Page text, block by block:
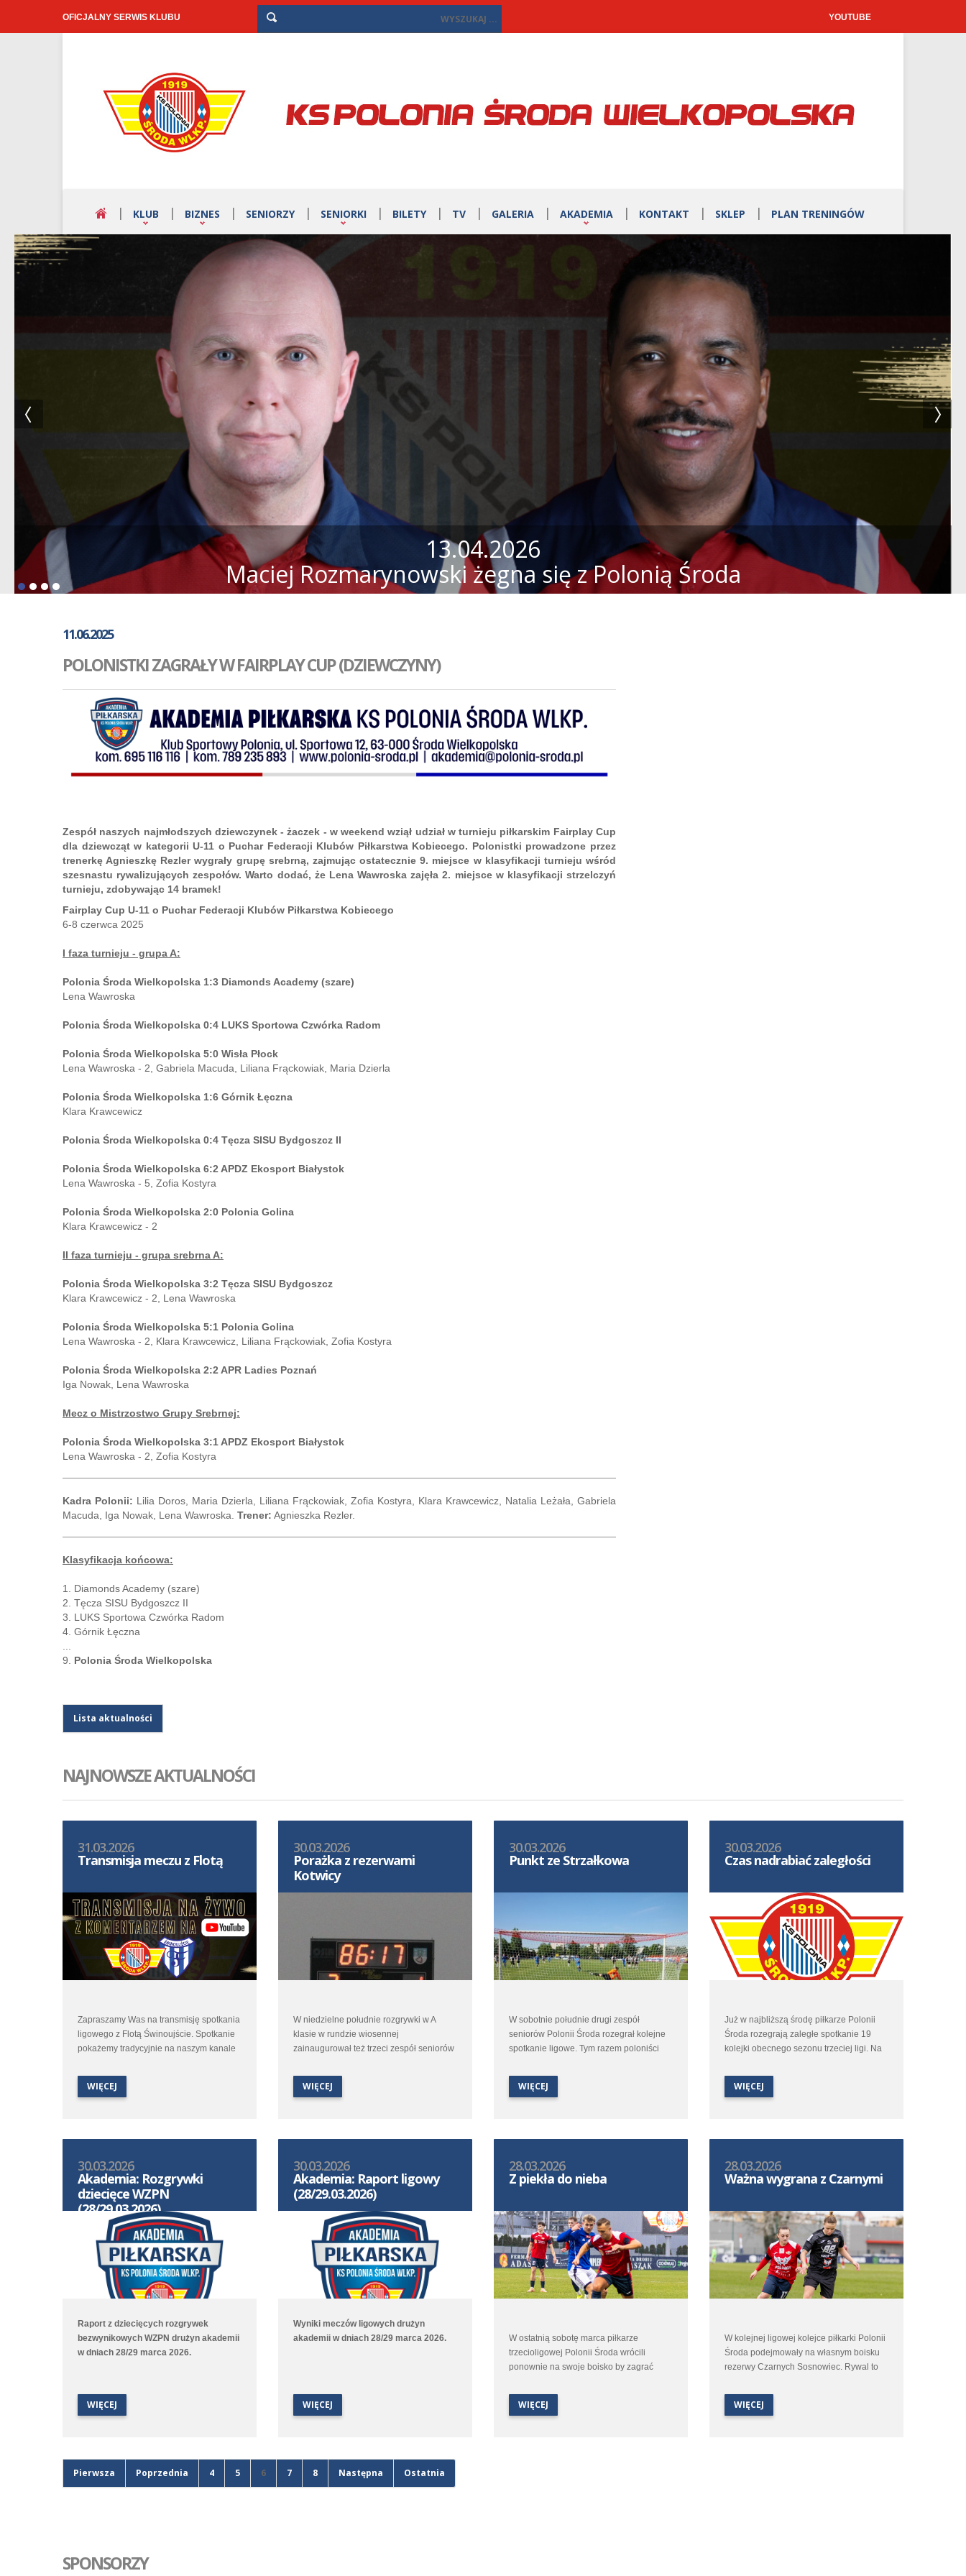
OFICJALNY SERWIS KLUBU YOUTUBE
KLUB BIZNES SENIORZY SENIORKI BILETY TV GALERIA AKADEMIA KONTAKT SKLEP PLAN TRENINGÓW
13.04.2026
Maciej Rozmarynowski żegna się z Polonią Środa
11.06.2025
POLONISTKI ZAGRAŁY W FAIRPLAY CUP (DZIEWCZYNY)
Zespół naszych najmłodszych dziewczynek - żaczek - w weekend wziął udział w turnieju piłkarskim Fairplay Cup
dla dziewcząt w kategorii U-11 o Puchar Federacji Klubów Piłkarstwa Kobiecego. Polonistki prowadzone przez
trenerkę Agnieszkę Rezler wygrały grupę srebrną, zajmując ostatecznie 9. miejsce w klasyfikacji turnieju wśród
szesnastu rywalizujących zespołów. Warto dodać, że Lena Wawroska zajęła 2. miejsce w klasyfikacji strzelczyń
turnieju, zdobywając 14 bramek!
Fairplay Cup U-11 o Puchar Federacji Klubów Piłkarstwa Kobiecego
6-8 czerwca 2025
I faza turnieju - grupa A:
Polonia Środa Wielkopolska 1:3 Diamonds Academy (szare)
Lena Wawroska
Polonia Środa Wielkopolska 0:4 LUKS Sportowa Czwórka Radom
Polonia Środa Wielkopolska 5:0 Wisła Płock
Lena Wawroska - 2, Gabriela Macuda, Liliana Frąckowiak, Maria Dzierla
Polonia Środa Wielkopolska 1:6 Górnik Łęczna
Klara Krawcewicz
Polonia Środa Wielkopolska 0:4 Tęcza SISU Bydgoszcz II
Polonia Środa Wielkopolska 6:2 APDZ Ekosport Białystok
Lena Wawroska - 5, Zofia Kostyra
Polonia Środa Wielkopolska 2:0 Polonia Golina
Klara Krawcewicz - 2
II faza turnieju - grupa srebrna A:
Polonia Środa Wielkopolska 3:2 Tęcza SISU Bydgoszcz
Klara Krawcewicz - 2, Lena Wawroska
Polonia Środa Wielkopolska 5:1 Polonia Golina
Lena Wawroska - 2, Klara Krawcewicz, Liliana Frąckowiak, Zofia Kostyra
Polonia Środa Wielkopolska 2:2 APR Ladies Poznań
Iga Nowak, Lena Wawroska
Mecz o Mistrzostwo Grupy Srebrnej:
Polonia Środa Wielkopolska 3:1 APDZ Ekosport Białystok
Lena Wawroska - 2, Zofia Kostyra
Kadra Polonii: Lilia Doros, Maria Dzierla, Liliana Frąckowiak, Zofia Kostyra, Klara Krawcewicz, Natalia Leżała, Gabriela
Macuda, Iga Nowak, Lena Wawroska. Trener: Agnieszka Rezler.
Klasyfikacja końcowa:
1. Diamonds Academy (szare)
2. Tęcza SISU Bydgoszcz II
3. LUKS Sportowa Czwórka Radom
4. Górnik Łęczna
9. Polonia Środa Wielkopolska
Lista aktualności
NAJNOWSZE AKTUALNOŚCI
31.03.2026
Transmisja meczu z Flotą
Zapraszamy Was na transmisję spotkania
ligowego z Flotą Świnoujście. Spotkanie
pokażemy tradycyjnie na naszym kanale
kwietnia o godzinie 16:50.
WIĘCEJ
30.03.2026
Porażka z rezerwami
Kotwicy
W niedzielne południe rozgrywki w A
klasie w rundzie wiosennej
zainaugurował też trzeci zespół seniorów
Łukasza Kaczałki udała się do Kórnika
aby zmierzyć się z rezerwami
WIĘCEJ
30.03.2026
Punkt ze Strzałkowa
W sobotnie południe drugi zespół
seniorów Polonii Środa rozegrał kolejne
spotkanie ligowe. Tym razem poloniści
tamtejszym Polaninem.
WIĘCEJ
30.03.2026
Czas nadrabiać zaległości
Już w najbliższą środę piłkarze Polonii
Środa rozegrają zaległe spotkanie 19
kolejki obecnego sezonu trzeciej ligi. Na
Flotę Świnoujście. Wstęp na to spotkanie
tradycyjnie jest wolny.
WIĘCEJ
30.03.2026
Akademia: Rozgrywki
dziecięce WZPN
(28/29.03.2026)
Raport z dziecięcych rozgrywek
bezwynikowych WZPN drużyn akademii
w dniach 28/29 marca 2026.
WIĘCEJ
30.03.2026
Akademia: Raport ligowy
(28/29.03.2026)
Wyniki meczów ligowych drużyn
akademii w dniach 28/29 marca 2026.
WIĘCEJ
28.03.2026
Z piekła do nieba
W ostatnią sobotę marca piłkarze
trzecioligowej Polonii Środa wrócili
ponownie na swoje boisko by zagrać
była Cartusia Kartuzy. Jesienią w
Kartuzach w starciu obu ekip był remis 1:1
WIĘCEJ
28.03.2026
Ważna wygrana z Czarnymi
W kolejnej ligowej kolejce piłkarki Polonii
Środa podejmowały na własnym boisku
rezerwy Czarnych Sosnowiec. Rywal to
głównie od posiłków z pierwszego
zespołu. Czarne potrafiły w tej rundzie
WIĘCEJ
Pierwsza Poprzednia 4 5 6 7 8 Następna Ostatnia
SPONSORZY